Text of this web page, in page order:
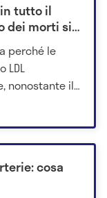
tutto il
dei morti si
perché le
LDL
nonostante il
cosa